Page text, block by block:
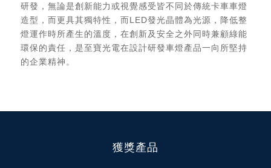
研發，無論是創新能力或視覺感受皆不同於傳統卡車車燈
造型，而更具其獨特性，而LED發光晶體為光源，降低整
燈運作時所產生的溫度，在創新及安全之外同時兼顧綠能
環保的責任，是至寶光電在設計研發車燈產品一向所堅持
的企業精神。
獲獎產品